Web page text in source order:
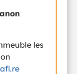
les